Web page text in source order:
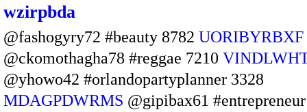
wzirpbda
@fashogyry72 #beauty 8782 UORIBYRBXF
@ckomothagha78 #reggae 7210
@yhowo42 #orlandopartyplanner 3328
MDAGPDWRMS @gipibax61